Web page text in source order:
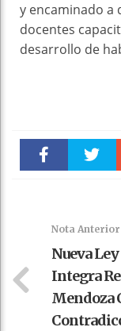
y encaminado a
docentes
desarrollo de
Nota Anterior
Nueva
Integra
Mendoza